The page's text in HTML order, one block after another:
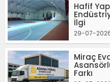
Hafif
İlgi
29-07-
Miraç
Farkı